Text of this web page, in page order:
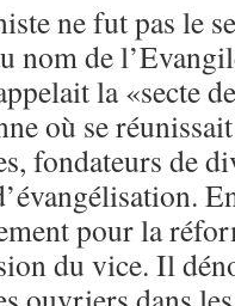
ne fut pas le
nom de
la «secte
où se
fondateurs de
pour la
du vice. Il